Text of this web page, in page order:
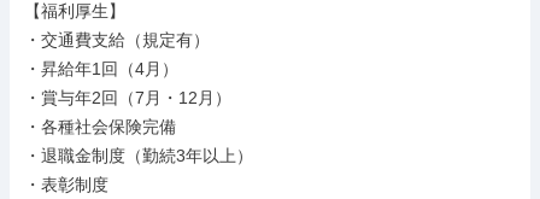
【福利厚生】
・交通費支給（規定有）
・昇給年1回（4月）
・賞与年2回（7月・12月）
・各種社会保険完備
・退職金制度（勤続3年以上）
・表彰制度